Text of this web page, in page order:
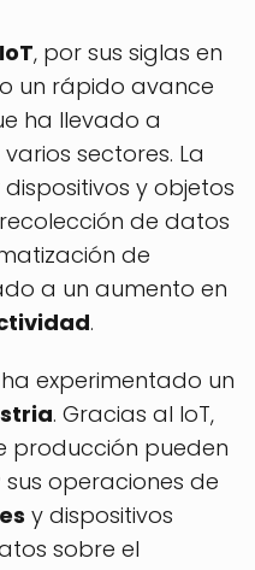
IoT, por sus siglas en
un rápido avance
ha llevado a
sectores. La
y objetos
de datos
de
a un aumento en
.
experimentado un
. Gracias al IoT,
producción pueden
sus operaciones de
y dispositivos
sobre el